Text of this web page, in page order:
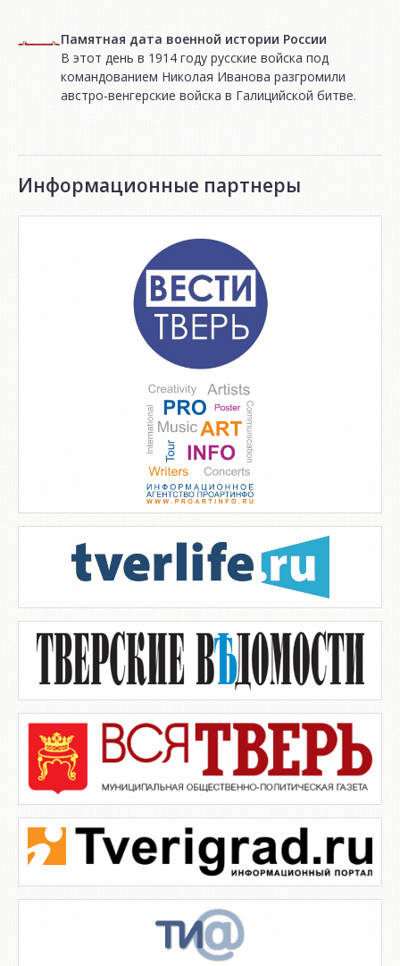
Памятная дата военной истории России
В этот день в 1914 году русские войска под
командованием Николая Иванова разгромили
австро-венгерские войска в Галицийской битве.
Информационные партнеры